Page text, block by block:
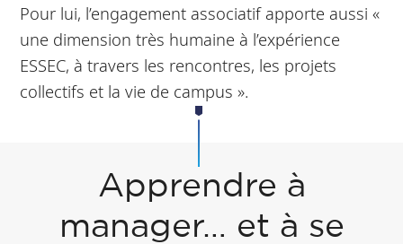
Pour lui, l’engagement associatif apporte aussi «
une dimension très humaine à l’expérience
ESSEC, à travers les rencontres, les projets
collectifs et la vie de campus ».
Apprendre à
manager… et à se